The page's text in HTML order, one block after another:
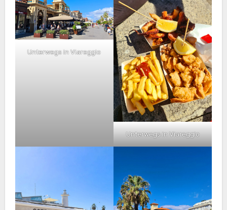
Unterwegs in Viareggio
Unterwegs in Viareggio